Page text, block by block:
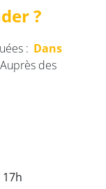
?
: Dans
Auprès des